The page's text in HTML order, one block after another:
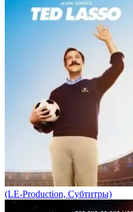
(LE-Production, Субтитры)